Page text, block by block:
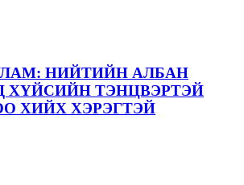
НИЙТИЙН АЛБАН
ХҮЙСИЙН ТЭНЦВЭРТЭЙ
ХИЙХ ХЭРЭГТЭЙ